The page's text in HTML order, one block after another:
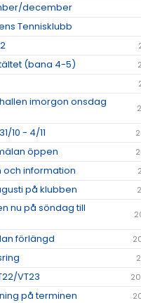
december
Tennisklubb
(bana 4-5)
imorgon onsdag
10 - 4/11
öppen
och information
på klubben
nu på söndag till
förlängd
VT23
på terminen